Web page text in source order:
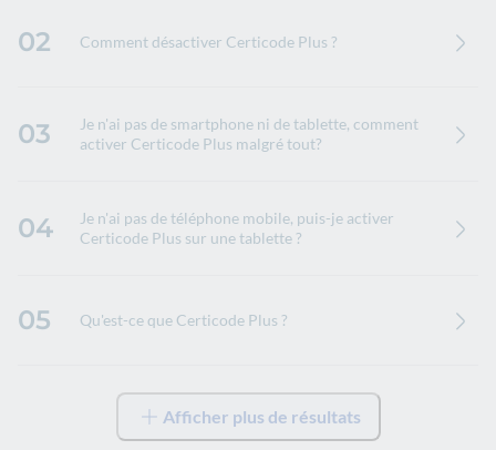
02 Comment désactiver Certicode Plus ?
03
Je n'ai pas de smartphone ni de tablette, comment
activer Certicode Plus malgré tout?
04
Je n'ai pas de téléphone mobile, puis-je activer
Certicode Plus sur une tablette ?
05 Qu'est-ce que Certicode Plus ?
Afficher plus de résultats